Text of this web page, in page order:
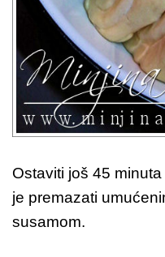
Ostaviti još 45
je premazati
susamom.